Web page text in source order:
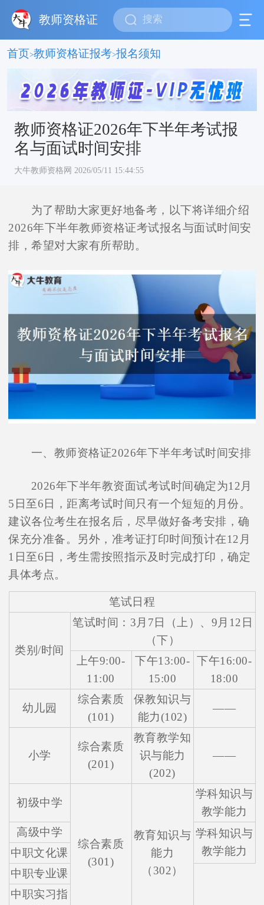
教师资格证
首页>教师资格证报考>报名须知
教师资格证2026年下半年考试报
名与面试时间安排
大牛教师资格网 2026/05/11 15:44:55
为了帮助大家更好地备考，以下将详细介绍
2026年下半年教师资格证考试报名与面试时间安
排，希望对大家有所帮助。
一、教师资格证2026年下半年考试时间安排
2026年下半年教资面试考试时间确定为12月
5日至6日，距离考试时间只有一个短短的月份。
建议各位考生在报名后，尽早做好备考安排，确
保充分准备。另外，准考证打印时间预计在12月
1日至6日，考生需按照指示及时完成打印，确定
具体考点。
笔试日程
类别/时间
笔试时间：3月7日（上）、9月12日
（下）
上午9:00-
11:00
下午13:00-
15:00
下午16:00-
18:00
幼儿园
综合素质
(101)
保教知识与
能力(102)
——
小学
综合素质
(201)
教育教学知
识与能力
(202)
——
初级中学
综合素质
(301)
教育知识与
能力
（302）
学科知识与
教学能力
高级中学
学科知识与
教学能力
中职文化课
中职专业课
中职实习指